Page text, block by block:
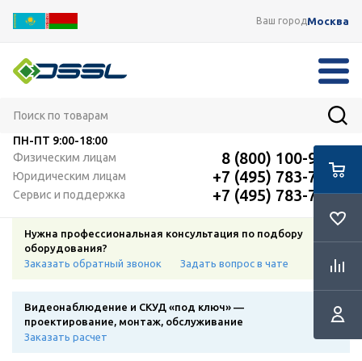
Ваш городМосква
ПН-ПТ 9:00-18:00
Физическим лицам
8 (800) 100-91-12
Юридическим лицам +7 (495) 783-72-87
Сервис и поддержка +7 (495) 783-72-87
Нужна профессиональная консультация по подбору
оборудования?
Заказать обратный звонок
Задать вопрос в чате
Видеонаблюдение и СКУД «под ключ» —
проектирование, монтаж, обслуживание
Заказать расчет